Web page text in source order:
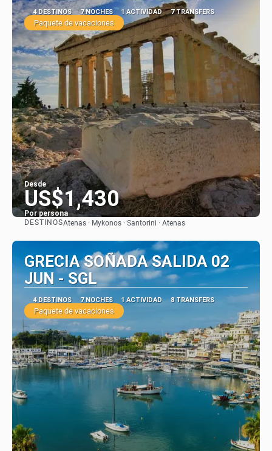
4 DESTINOS 7 NOCHES 1 ACTIVIDAD 7 TRANSFERS
Paquete de vacaciones
Desde
US$1,430
Por persona
DESTINOSAtenas · Mykonos · Santorini · Atenas
GRECIA SOÑADA SALIDA 02
JUN - SGL
4 DESTINOS 7 NOCHES 1 ACTIVIDAD 8 TRANSFERS
Paquete de vacaciones